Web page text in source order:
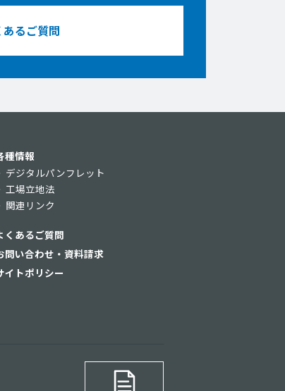
あるご質問
種情報
デジタルパンフレット
工場立地法
関連リンク
くあるご質問
問い合わせ・資料請求
イトポリシー